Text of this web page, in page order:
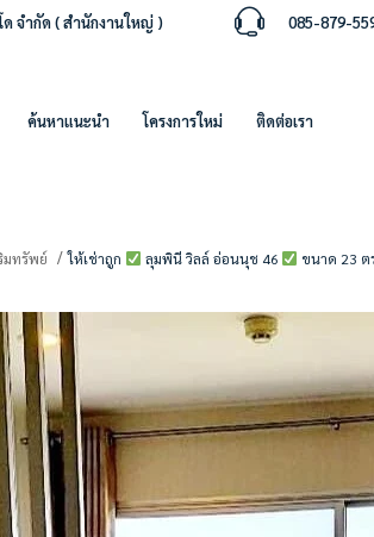
จำกัด ( สำนักงานใหญ่ ) 085-879-
ค้นหาแนะนำ โครงการใหม่ ติดต่อเรา
มทรัพย์ ให้เช่าถูก ลุมพินี วิลล์ อ่อนนุช 46 ขนาด 23 ต